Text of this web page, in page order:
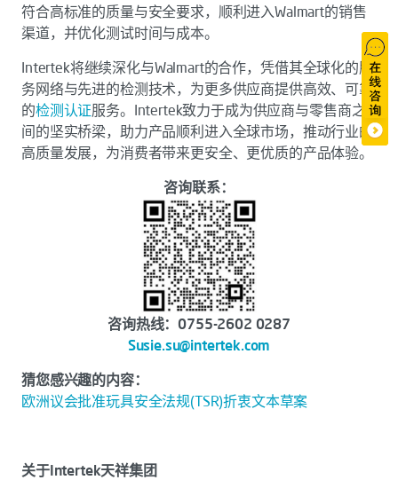
符合高标准的质量与安全要求，顺利进入Walmart的销售
渠道，并优化测试时间与成本。
Intertek将继续深化与Walmart的合作，凭借其全球化的服
务网络与先进的检测技术，为更多供应商提供高效、可靠
的检测认证服务。Intertek致力于成为供应商与零售商之
间的坚实桥梁，助力产品顺利进入全球市场，推动行业的
高质量发展，为消费者带来更安全、更优质的产品体验。
咨询联系：
咨询热线：0755-2602 0287
Susie.su@intertek.com
猜您感兴趣的内容：
欧洲议会批准玩具安全法规(TSR)折衷文本草案
关于Intertek天祥集团